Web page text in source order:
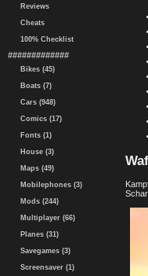
Reviews
Cheats
100% Checklist
#############
Bikes (45)
Boats (7)
Cars (948)
Comics (17)
Fonts (1)
House (3)
Maps (49)
Mobilephones (3)
Mods (244)
Multiplayer (66)
Planes (31)
Savegames (3)
Screensaver (1)